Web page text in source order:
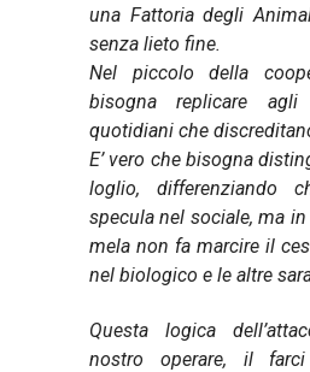
una Fattoria degli
senza lieto fine.
Nel piccolo della
bisogna replicare
quotidiani che
E’ vero che bisogna
loglio, differenziando
specula nel sociale, ma
mela non fa marcire il
nel biologico e le altre
Questa logica
nostro operare, il